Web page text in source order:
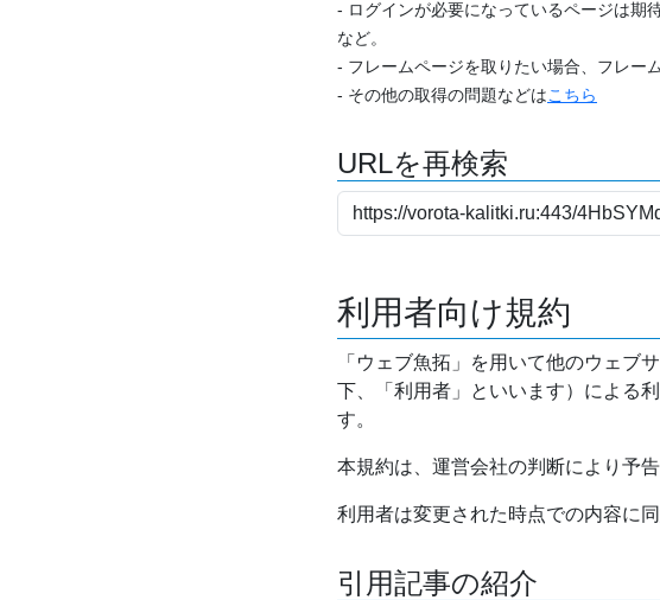
- ログインが必要になっているページは期
など。
- フレームページを取りたい場合、フレー
- その他の取得の問題などはこちら
URLを再検索
利用者向け規約
「ウェブ魚拓」を用いて他のウェブ
下、「利用者」といいます）による
す。
本規約は、運営会社の判断により予
利用者は変更された時点での内容に
引用記事の紹介